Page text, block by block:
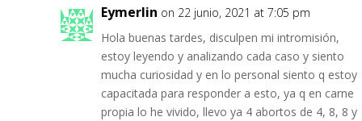
Eymerlin on 22 junio, 2021 at 7:05 pm
Hola buenas tardes, disculpen mi intromisión,
estoy leyendo y analizando cada caso y siento
mucha curiosidad y en lo personal siento q estoy
capacitada para responder a esto, ya q en carne
propia lo he vivido, llevo ya 4 abortos de 4, 8, 8 y